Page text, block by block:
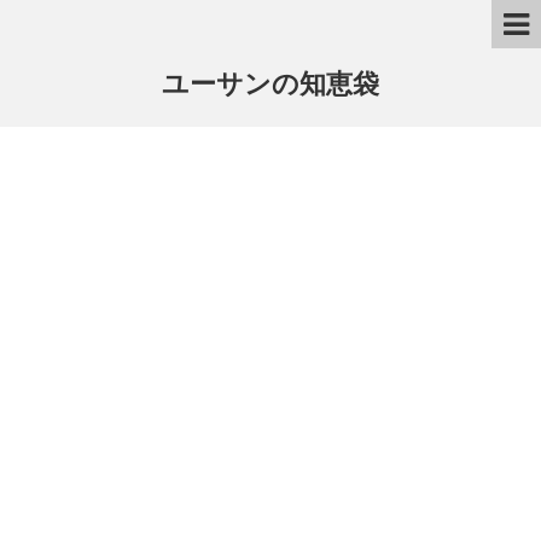
ユーサンの知恵袋